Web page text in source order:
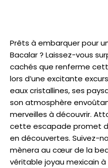
Prêts à embarquer pour
Bacalar ? Laissez-vous
cachés que renferme
lors d’une excitante
eaux cristallines, ses
son atmosphère
merveilles à découvrir.
cette escapade promet
en découvertes. Suivez-
mènera au cœur de la
véritable joyau mexicain